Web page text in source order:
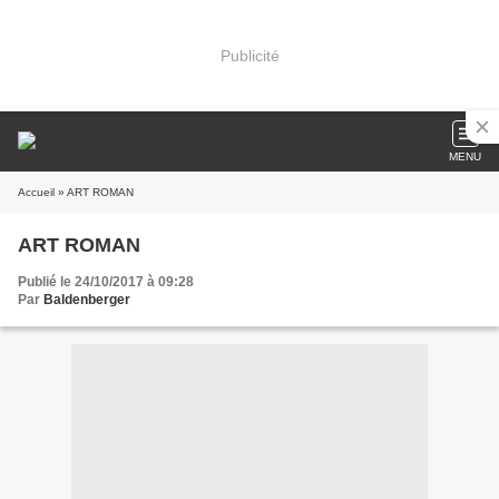
Publicité
MENU
Accueil » ART ROMAN
ART ROMAN
Publié le 24/10/2017 à 09:28
Par Baldenberger